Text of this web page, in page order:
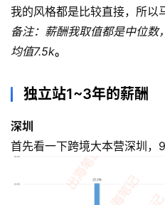
我的风格都是比较直接，所以
备注：薪酬我取值都是中位
均值7.5k。
独立站1~3年的薪酬
深圳
首先看一下跨境大本营深圳，